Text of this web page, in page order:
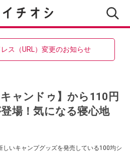
ス（URL）変更のお知らせ
ャンドゥ】から110円
場！気になる寝心地
いキャンプグッズを発売している100均シ